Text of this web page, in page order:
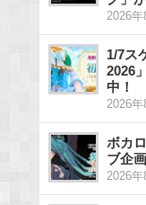
2026
1/7ス
2026
中！
2026
ボカ
ブ企画
2026